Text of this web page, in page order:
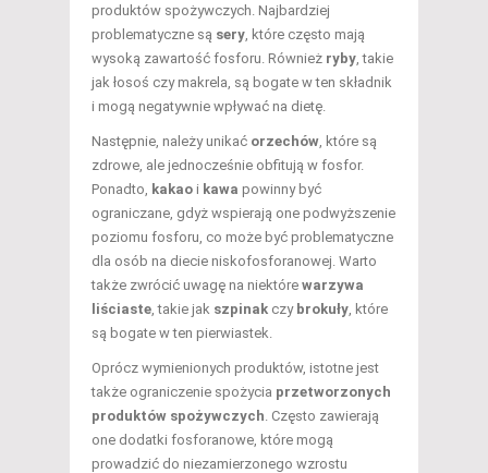
produktów spożywczych. Najbardziej
problematyczne są sery , które często mają
wysoką zawartość fosforu. Również ryby , takie
jak łosoś czy makrela, są bogate w ten składnik
i mogą negatywnie wpływać na dietę.
Następnie, należy unikać orzechów , które są
zdrowe, ale jednocześnie obfitują w fosfor.
Ponadto,
kakao i kawa powinny być
ograniczane, gdyż wspierają one podwyższenie
poziomu fosforu, co może być problematyczne
dla osób na diecie niskofosforanowej. Warto
także zwrócić uwagę na niektóre warzywa
liściaste , takie jak szpinak czy brokuły , które
są bogate w ten pierwiastek.
Oprócz wymienionych produktów, istotne jest
także ograniczenie spożycia przetworzonych
produktów spożywczych . Często zawierają
one dodatki fosforanowe, które mogą
prowadzić do niezamierzonego wzrostu